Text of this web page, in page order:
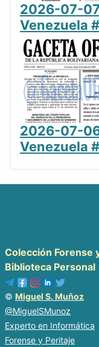
2026-07-
Venezuela
2026-07-
Venezuela
Colección Forense
Biblioteca Personal
© Miguel S. Muñoz
@MiguelSMunoz
Experto en Informática
Forense y Peritaje